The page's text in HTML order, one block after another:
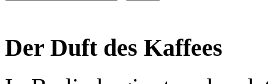
Der Duft des Kaffees